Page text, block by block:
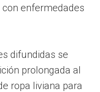
enfermedades
difundidas se
prolongada al
ropa liviana para